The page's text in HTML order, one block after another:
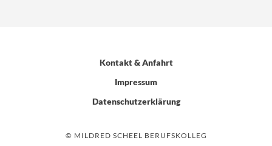
Kontakt & Anfahrt
Impressum
Datenschutzerklärung
© MILDRED SCHEEL BERUFSKOLLEG